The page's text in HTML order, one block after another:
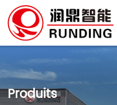
Produits